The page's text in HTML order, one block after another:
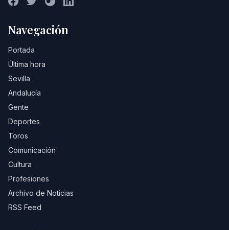
Navegación
Portada
Última hora
Sevilla
Andalucía
Gente
Deportes
Toros
Comunicación
Cultura
Profesiones
Archivo de Noticias
RSS Feed